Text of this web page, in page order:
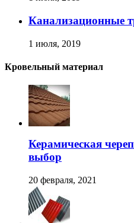
Канализационные
1 июля, 2019
Кровельный материал
Керамическая
выбор
20 февраля, 2021